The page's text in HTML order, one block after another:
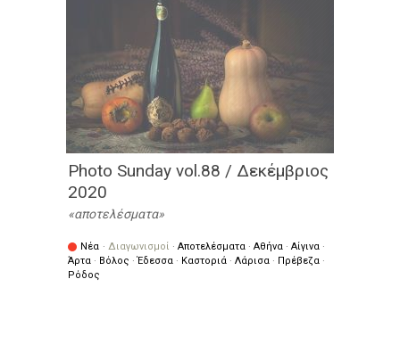
Photo Sunday vol.88 / Δεκέμβριος
2020
αποτελέσματα
Νέα · Διαγωνισμοί · Αποτελέσματα · Αθήνα · Αίγινα ·
Άρτα · Βόλος ·Έδεσσα · Καστοριά · Λάρισα · Πρέβεζα ·
Ρόδος